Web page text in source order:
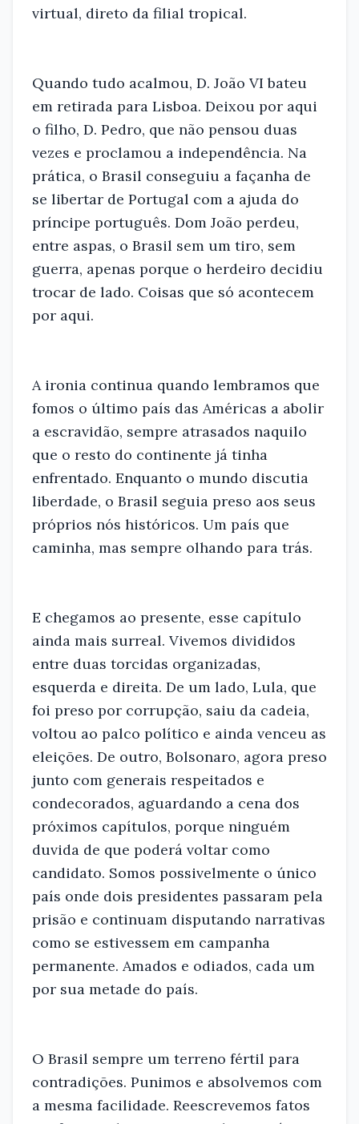
virtual, direto da filial tropical.
Quando tudo acalmou, D. João VI bateu
em retirada para Lisboa. Deixou por aqui
o filho, D. Pedro, que não pensou duas
vezes e proclamou a independência. Na
prática, o Brasil conseguiu a façanha de
se libertar de Portugal com a ajuda do
príncipe português. Dom João perdeu,
entre aspas, o Brasil sem um tiro, sem
guerra, apenas porque o herdeiro decidiu
trocar de lado. Coisas que só acontecem
por aqui.
A ironia continua quando lembramos que
fomos o último país das Américas a abolir
a escravidão, sempre atrasados naquilo
que o resto do continente já tinha
enfrentado. Enquanto o mundo discutia
liberdade, o Brasil seguia preso aos seus
próprios nós históricos. Um país que
caminha, mas sempre olhando para trás.
E chegamos ao presente, esse capítulo
ainda mais surreal. Vivemos divididos
entre duas torcidas organizadas,
esquerda e direita. De um lado, Lula, que
foi preso por corrupção, saiu da cadeia,
voltou ao palco político e ainda venceu as
eleições. De outro, Bolsonaro, agora preso
junto com generais respeitados e
condecorados, aguardando a cena dos
próximos capítulos, porque ninguém
duvida de que poderá voltar como
candidato. Somos possivelmente o único
país onde dois presidentes passaram pela
prisão e continuam disputando narrativas
como se estivessem em campanha
permanente. Amados e odiados, cada um
por sua metade do país.
O Brasil sempre um terreno fértil para
contradições. Punimos e absolvemos com
a mesma facilidade. Reescrevemos fatos